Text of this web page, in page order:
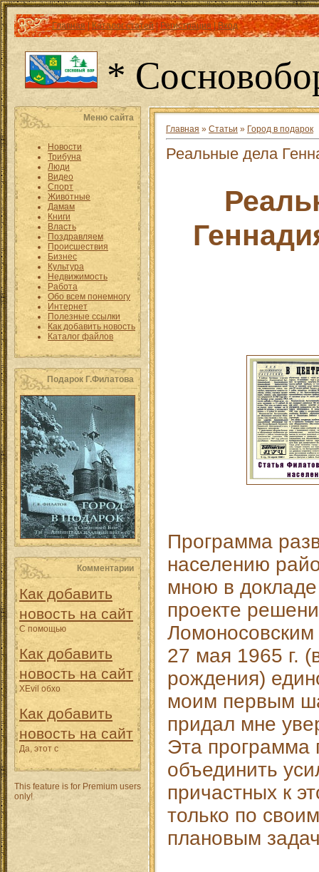
Главная|Каталог статей|Регистрация |Вход
*
Меню сайта
Новости
Трибуна
Люди
Видео
Спорт
Животные
Дамам
Книги
Власть
Поздравляем
Происшествия
Бизнес
Культура
Недвижимость
Работа
Обо всем понемногу
Интернет
Полезные ссылки
Как добавить новость
Каталог файлов
Подарок Г.Филатова
Комментарии
Как добавить
новость на сайт
С помощью
Как добавить
новость на сайт
XEvil обхо
Как добавить
новость на сайт
Да, этот с
This feature is for Premium users
only!
Главная » Статьи » Город в подарок
Реальные дела
Программа
населению
мною в
проекте
27 мая 1965 г.
рождения)
моим первым
придал мне
Эта программа
объединить
причастных к
только по
плановым